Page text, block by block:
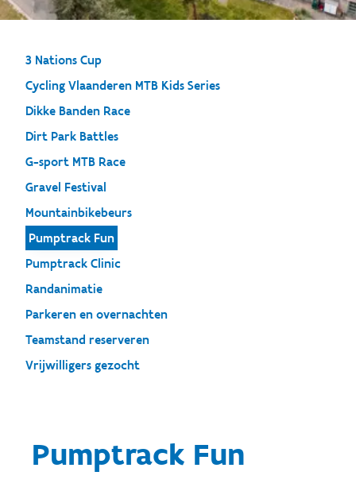
3 Nations Cup
Cycling Vlaanderen MTB Kids Series
Dikke Banden Race
Dirt Park Battles
G-sport MTB Race
Gravel Festival
Mountainbikebeurs
Pumptrack Fun
Pumptrack Clinic
Randanimatie
Parkeren en overnachten
Teamstand reserveren
Vrijwilligers gezocht
Pumptrack Fun